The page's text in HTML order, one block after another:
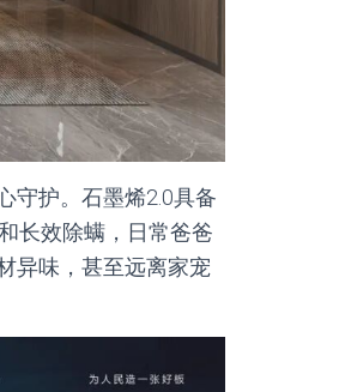
守护。石墨烯2.0具备
长效除螨，日常爸爸
异味，甚至远离家宠